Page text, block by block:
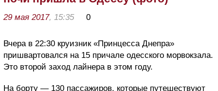
29 мая 2017, 15:35 0
Вчера в 22:30 круизник «Принцесса Днепра»
пришвартовался на 15 причале одесского морвокзала.
Это второй заход лайнера в этом году.
На борту — 130 пассажиров, которые путешествуют